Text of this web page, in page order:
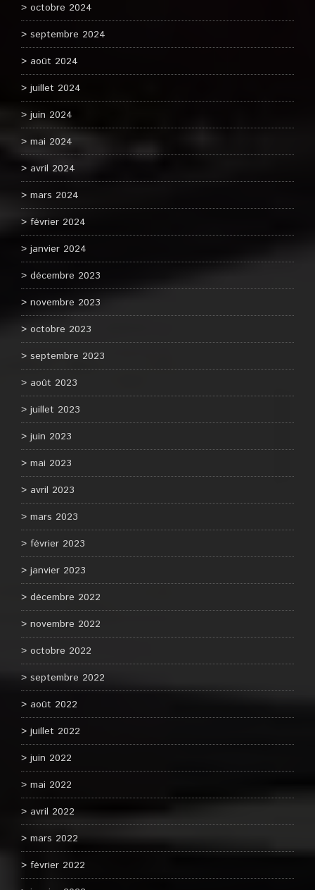
octobre 2024
septembre 2024
août 2024
juillet 2024
juin 2024
mai 2024
avril 2024
mars 2024
février 2024
janvier 2024
décembre 2023
novembre 2023
octobre 2023
septembre 2023
août 2023
juillet 2023
juin 2023
mai 2023
avril 2023
mars 2023
février 2023
janvier 2023
décembre 2022
novembre 2022
octobre 2022
septembre 2022
août 2022
juillet 2022
juin 2022
mai 2022
avril 2022
mars 2022
février 2022